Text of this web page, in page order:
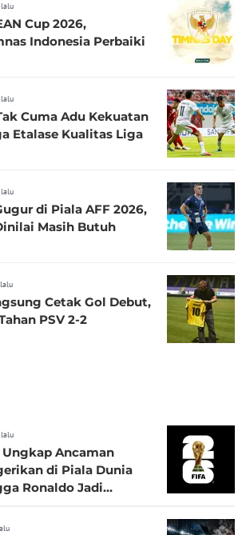
Cup 2026,
Indonesia Perbaiki
Cuma Adu Kekuatan
Etalase Kualitas Liga
di Piala AFF 2026,
Masih Butuh
Cetak Gol Debut,
PSV 2-2
Ancaman
di Piala Dunia
Ronaldo Jadi